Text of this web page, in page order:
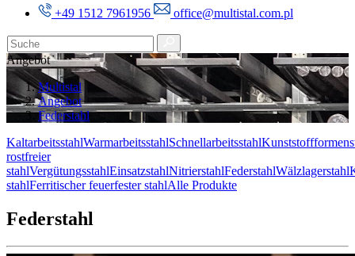
+49 1512 7961956
office@multistal.com.pl
Angebot
Multistal
Angebot
Federstahl
KaltarbeitsstahlWarmarbeitsstahlSchnellarbeitsstahl
rostfreier
stahlVergütungsstahlEinsatzstahlNitrierstahlFederstahlWälzlagerstahl
stahlFerritischer feuerfester stahlAlle Produkte
Federstahl